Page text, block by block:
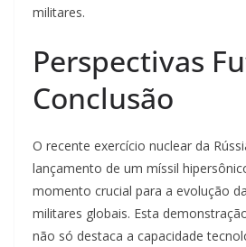
militares.
Perspectivas
Conclusão
O recente exercício nuclear da
lançamento de um míssil
momento crucial para a evolução
militares globais. Esta
não só destaca a capacidade